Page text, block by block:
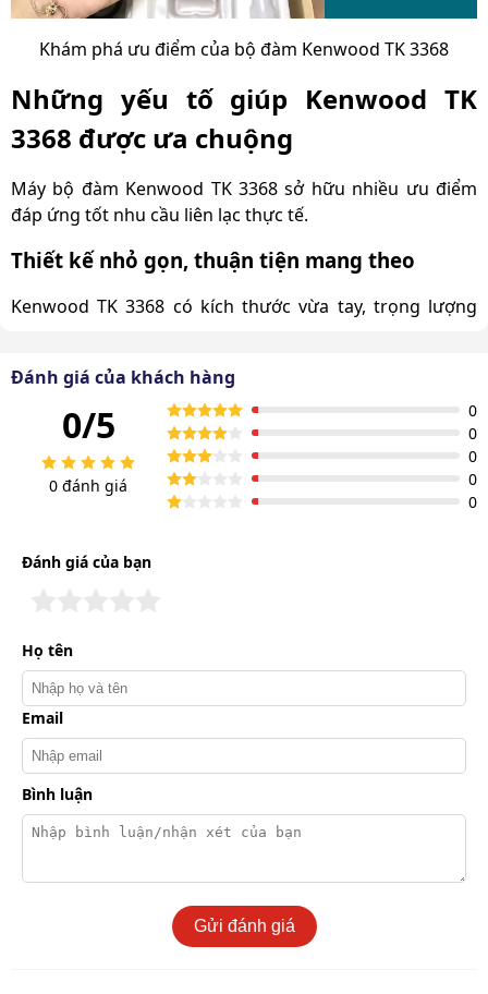
Khám phá ưu điểm của bộ đàm Kenwood TK 3368
Những yếu tố giúp Kenwood TK
3368 được ưa chuộng
Máy bộ đàm Kenwood TK 3368 sở hữu nhiều ưu điểm
đáp ứng tốt nhu cầu liên lạc thực tế.
Thiết kế nhỏ gọn, thuận tiện mang theo
Kenwood TK 3368 có kích thước vừa tay, trọng lượng
thao tác nhanh mà không gây vướng víu hay khó chịu
trong quá trình sử dụng kéo dài.
Bộ đàm Kenwood TK 3368 thiết kế nhỏ gọn, dễ thao tác
Đánh giá của khách hàng
0/5
0 đánh giá
0
0
0
0
0
Đánh giá của bạn
Họ tên
Email
Bình luận
Gửi đánh giá